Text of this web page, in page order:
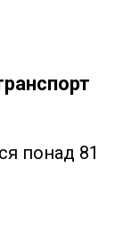
понад 81